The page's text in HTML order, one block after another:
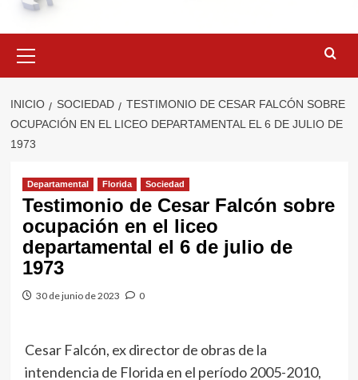
primario
INICIO SOCIEDAD
TESTIMONIO DE CESAR FALCÓN SOBRE
OCUPACIÓN EN EL LICEO DEPARTAMENTAL EL 6 DE JULIO DE
1973
Departamental Florida Sociedad
Testimonio de Cesar Falcón sobre
ocupación en el liceo
departamental el 6 de julio de
1973
30 de junio de 2023 0
Cesar Falcón, ex director de obras de la
intendencia de Florida en el período 2005-2010,